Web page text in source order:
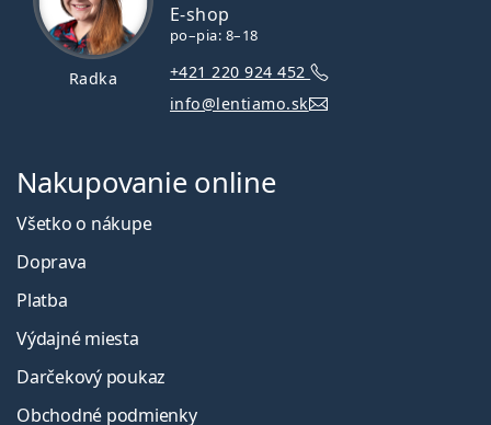
Radka
E-shop
po–pia: 8–18
+421 220 924 452
info@lentiamo.sk
Nakupovanie online
Všetko o nákupe
Doprava
Platba
Výdajné miesta
Darčekový poukaz
Obchodné podmienky